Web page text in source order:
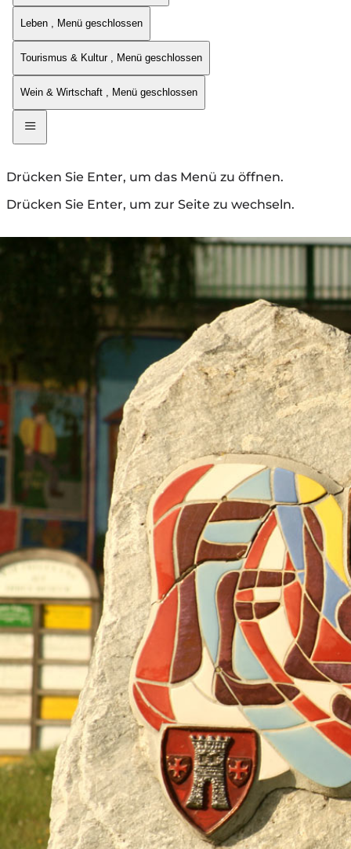
Leben , Menü geschlossen
Tourismus & Kultur , Menü geschlossen
Wein & Wirtschaft , Menü geschlossen
Drücken Sie Enter, um das Menü zu öffnen.
Drücken Sie Enter, um zur Seite zu wechseln.